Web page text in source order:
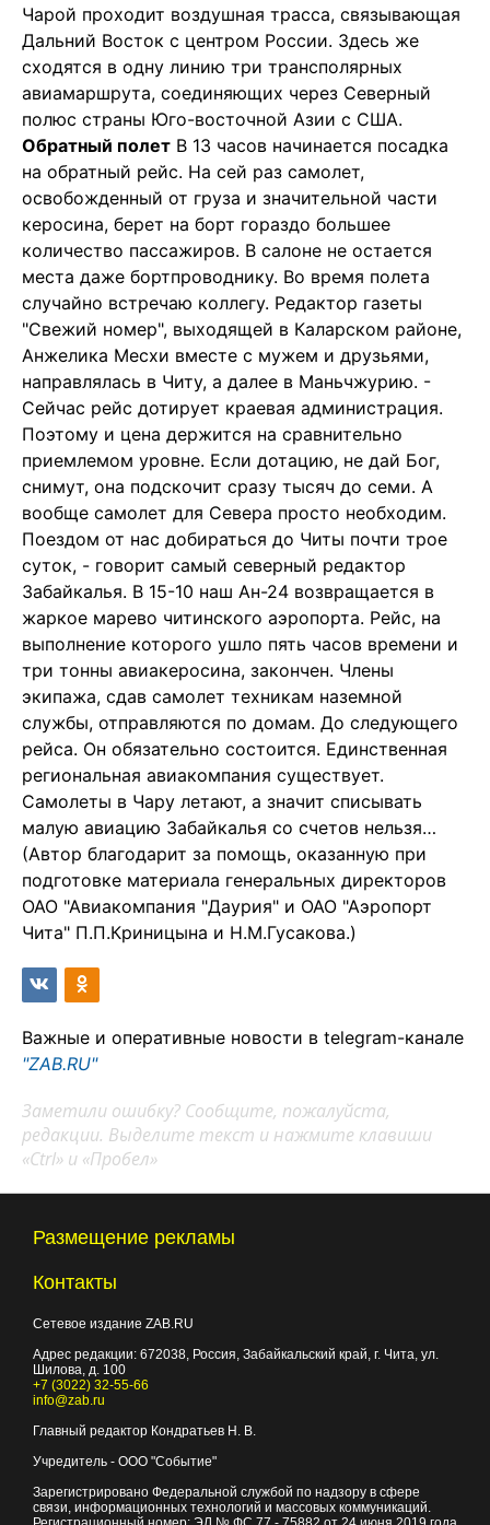
Чарой проходит воздушная трасса, связывающая
Дальний Восток с центром России. Здесь же
сходятся в одну линию три трансполярных
авиамаршрута, соединяющих через Северный
полюс страны Юго-восточной Азии с США.
Обратный полет В 13 часов начинается посадка
на обратный рейс. На сей раз самолет,
освобожденный от груза и значительной части
керосина, берет на борт гораздо большее
количество пассажиров. В салоне не остается
места даже бортпроводнику. Во время полета
случайно встречаю коллегу. Редактор газеты
"Свежий номер", выходящей в Каларском районе,
Анжелика Месхи вместе с мужем и друзьями,
направлялась в Читу, а далее в Маньчжурию. -
Сейчас рейс дотирует краевая администрация.
Поэтому и цена держится на сравнительно
приемлемом уровне. Если дотацию, не дай Бог,
снимут, она подскочит сразу тысяч до семи. А
вообще самолет для Севера просто необходим.
Поездом от нас добираться до Читы почти трое
суток, - говорит самый северный редактор
Забайкалья. В 15-10 наш Ан-24 возвращается в
жаркое марево читинского аэропорта. Рейс, на
выполнение которого ушло пять часов времени и
три тонны авиакеросина, закончен. Члены
экипажа, сдав самолет техникам наземной
службы, отправляются по домам. До следующего
рейса. Он обязательно состоится. Единственная
региональная авиакомпания существует.
Самолеты в Чару летают, а значит списывать
малую авиацию Забайкалья со счетов нельзя…
(Автор благодарит за помощь, оказанную при
подготовке материала генеральных директоров
ОАО "Авиакомпания "Даурия" и ОАО "Аэропорт
Чита" П.П.Криницына и Н.М.Гусакова.)
Важные и оперативные новости в telegram-канале
"ZAB.RU"
Заметили ошибку? Сообщите, пожалуйста,
редакции. Выделите текст и нажмите клавиши
«Ctrl» и «Пробел»
Размещение рекламы
Контакты
Сетевое издание ZAB.RU
Адрес редакции: 672038, Россия, Забайкальский край, г. Чита, ул.
Шилова, д. 100
+7 (3022) 32-55-66
info@zab.ru
Главный редактор Кондратьев Н. В.
Учредитель - ООО "Событие"
Зарегистрировано Федеральной службой по надзору в сфере
связи, информационных технологий и массовых коммуникаций.